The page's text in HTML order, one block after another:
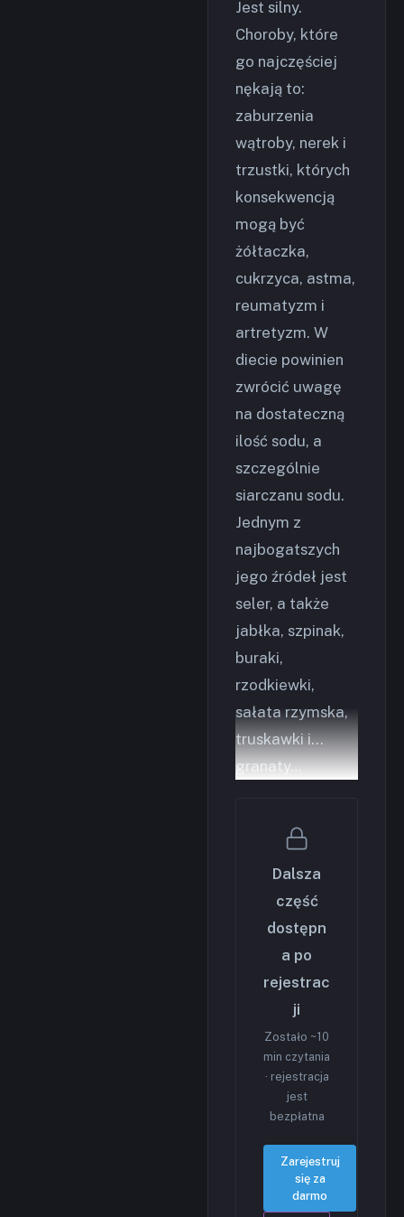
Jest silny.
Choroby, które
go najczęściej
nękają to:
zaburzenia
wątroby, nerek i
trzustki, których
konsekwencją
mogą być
żółtaczka,
cukrzyca, astma,
reumatyzm i
artretyzm. W
diecie powinien
zwrócić uwagę
na dostateczną
ilość sodu, a
szczególnie
siarczanu sodu.
Jednym z
najbogatszych
jego źródeł jest
seler, a także
jabłka, szpinak,
buraki,
rzodkiewki,
sałata rzymska,
truskawki i...
granaty…
Dalsza
część
dostępn
a po
rejestrac
ji
Zostało ~10
min czytania
· rejestracja
jest
bezpłatna
Zarejestruj
się za
darmo